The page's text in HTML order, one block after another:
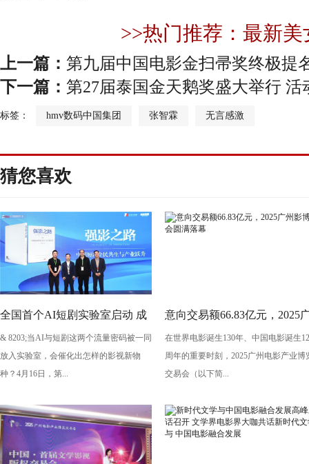
>>热门推荐：最新美
上一篇： 第九届中国电影金扫帚奖终极提
下一篇： 第27届泰国金天鹅奖盛大举行 活
标签： hmv数码中国集团 张智霖 无言感激
猜您喜欢
全国首个AI短剧实验室启动 成
都文旅集团全面抢滩数字文创
新高地
& 8203;当AI与短剧这两个流量密码被一同
放入实验室，会催化出怎样的影视新物
种？4月16日，第...
意向交易额66.83亿元，2025
州影博会圆满落幕
在世界电影诞生130年、中国电影诞生
周年的重要时刻，2025广州电影产业博
交易会（以下简...